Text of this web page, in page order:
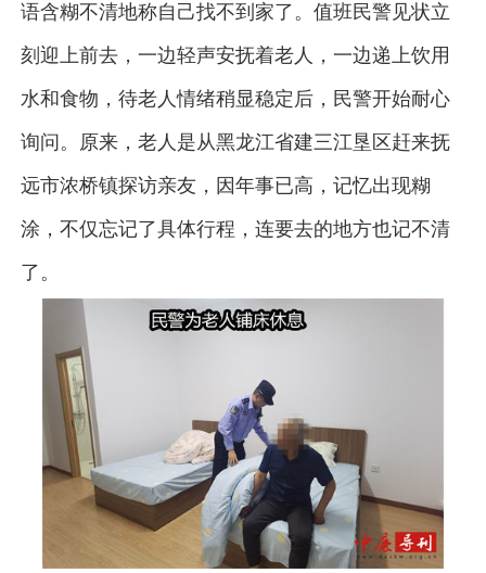
语含糊不清地称自己找不到家了。值班民警见状立
刻迎上前去，一边轻声安抚着老人，一边递上饮用
水和食物，待老人情绪稍显稳定后，民警开始耐心
询问。原来，老人是从黑龙江省建三江垦区赶来抚
远市浓桥镇探访亲友，因年事已高，记忆出现糊
涂，不仅忘记了具体行程，连要去的地方也记不清
了。